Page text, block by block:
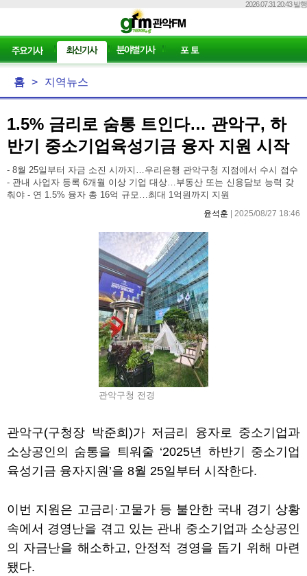
2026.07.31 20:43 발행
홈 > 지역뉴스
1.5% 금리로 숨통 트인다… 관악구, 하
반기 중소기업육성기금 융자 지원 시작
- 8월 25일부터 자금 소진 시까지…우리은행 관악구청 지점에서 수시 접수
- 관내 사업자 등록 6개월 이상 기업 대상…부동산 또는 신용담보 능력 갖
춰야 - 연 1.5% 융자 총 16억 규모…최대 1억원까지 지원
윤석훈 | 2025/08/27 18:46
관악구청 전경
관악구(구청장 박준희 )가 저금리 융자로 중소기업과
소상공인의 숨통을 틔워줄 ‘2025년 하반기 중소기업
육성기금 융자지원 ’을 8월 25일부터 시작한다.
이번 지원은 고금리 ·고물가 등 불안한 국내 경기 상황
속에서 경영난을 겪고 있는 관내 중소기업과 소상공인
의 자금난을 해소하고, 안정적 경영을 돕기 위해 마련
됐다.